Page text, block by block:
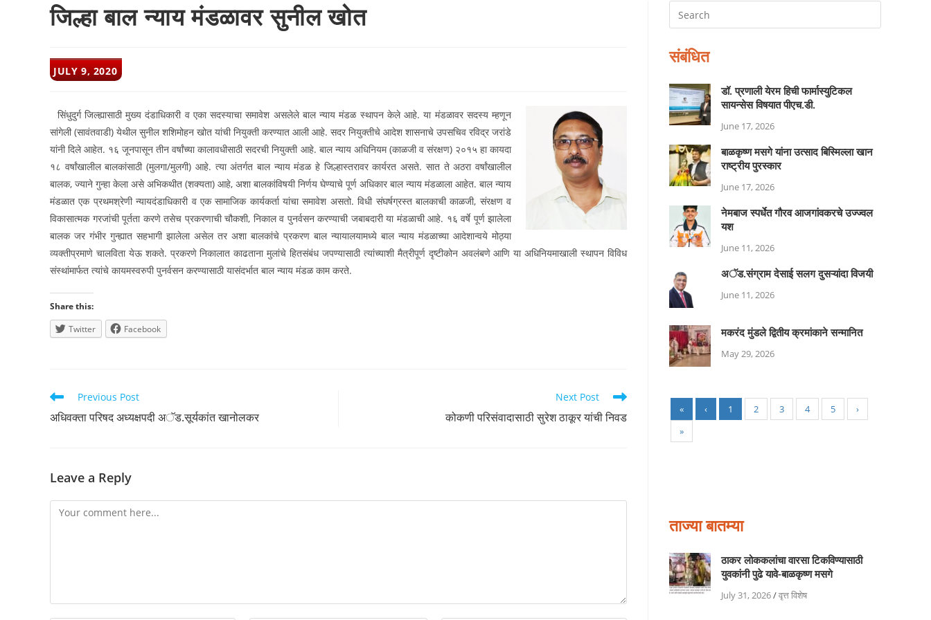
जिल्हा बाल न्याय मंडळावर सुनील खोत
POST
PUBLISHED:
JULY 9, 2020
सिंधुदुर्ग जिल्ह्यासाठी मुख्य दंडाधिकारी व एका सदस्याचा समावेश असलेले बाल न्याय मंडळ स्थापन केले आहे. या मंडळावर सदस्य म्हणून
सांगेली (सावंतवाडी) येथील सुनील शशिमोहन खोत यांची नियुक्ती करण्यात आली आहे. सदर नियुक्तीचे आदेश शासनाचे उपसचिव रविद्र जरांडे
यांनी दिले आहेत. १६ जूनपासून तीन वर्षांच्या कालावधीसाठी सदरची नियुक्ती आहे. बाल न्याय अधिनियम (काळजी व संरक्षण) २०१५ हा कायदा
१८ वर्षांखालील बालकांसाठी (मुलगा/मुलगी) आहे. त्या अंतर्गत बाल न्याय मंडळ हे जिल्हास्तरावर कार्यरत असते. सात ते अठरा वर्षांखालील
बालक, ज्याने गुन्हा केला असे अभिकथीत (शक्यता) आहे, अशा बालकांविषयी निर्णय घेण्याचे पूर्ण अधिकार बाल न्याय मंडळाला आहेत. बाल न्याय
मंडळात एक प्रथमश्रेणी न्यायदंडाधिकारी व एक सामाजिक कार्यकर्ता यांचा समावेश असतो. विधी संघर्षग्रस्त बालकाची काळजी, संरक्षण व
विकासात्मक गरजांची पूर्तता करणे तसेच प्रकरणाची चौकशी, निकाल व पुनर्वसन करण्याची जबाबदारी या मंडळाची आहे. १६ वर्षे पूर्ण झालेला
बालक जर गंभीर गुन्ह्यात सहभागी झालेला असेल तर अशा बालकांचे प्रकरण बाल न्यायालयामध्ये बाल न्याय मंडळाच्या आदेशान्वये मोठ्या
व्यक्तीप्रमाणे चालविता येऊ शकते. प्रकरणे निकालात काढताना मुलांचे हितसंबंध जपण्यासाठी त्यांच्याशी मैत्रीपूर्ण दृष्टीकोन अवलंबणे आणि या अधिनियमाखाली स्थापन विविध
संस्थांमार्फत त्यांचे कायमस्वरुपी पुनर्वसन करण्यासाठी यासंदर्भात बाल न्याय मंडळ काम करते.
Share this:
Twitter
Facebook
Read
more
articles
Previous Post
अधिवक्ता परिषद अध्यक्षपदी अॅड.सूर्यकांत खानोलकर
Next Post
कोकणी परिसंवादासाठी सुरेश ठाकूर यांची निवड
Leave a Reply
Comment
संबंधित
डॉ. प्रणाली येरम हिची फार्मास्युटिकल
सायन्सेस विषयात पीएच.डी.
June 17, 2026
बाळकृष्ण मसगे यांना उत्साद बिस्मिल्ला खान
राष्ट्रीय पुरस्कार
June 17, 2026
नेमबाज स्पर्धेत गौरव आजगांवकरचे उज्ज्वल
यश
June 11, 2026
अॅड.संग्राम देसाई सलग दुसऱ्यांदा विजयी
June 11, 2026
मकरंद मुंडले द्वितीय क्रमांकाने सन्मानित
May 29, 2026
« ‹ 1 2 3 4 5
›
»
ताज्या बातम्या
ठाकर लोककलांचा वारसा टिकविण्यासाठी
युवकांनी पुढे यावे-बाळकृष्ण मसगे
July 31, 2026/वृत्त विशेष